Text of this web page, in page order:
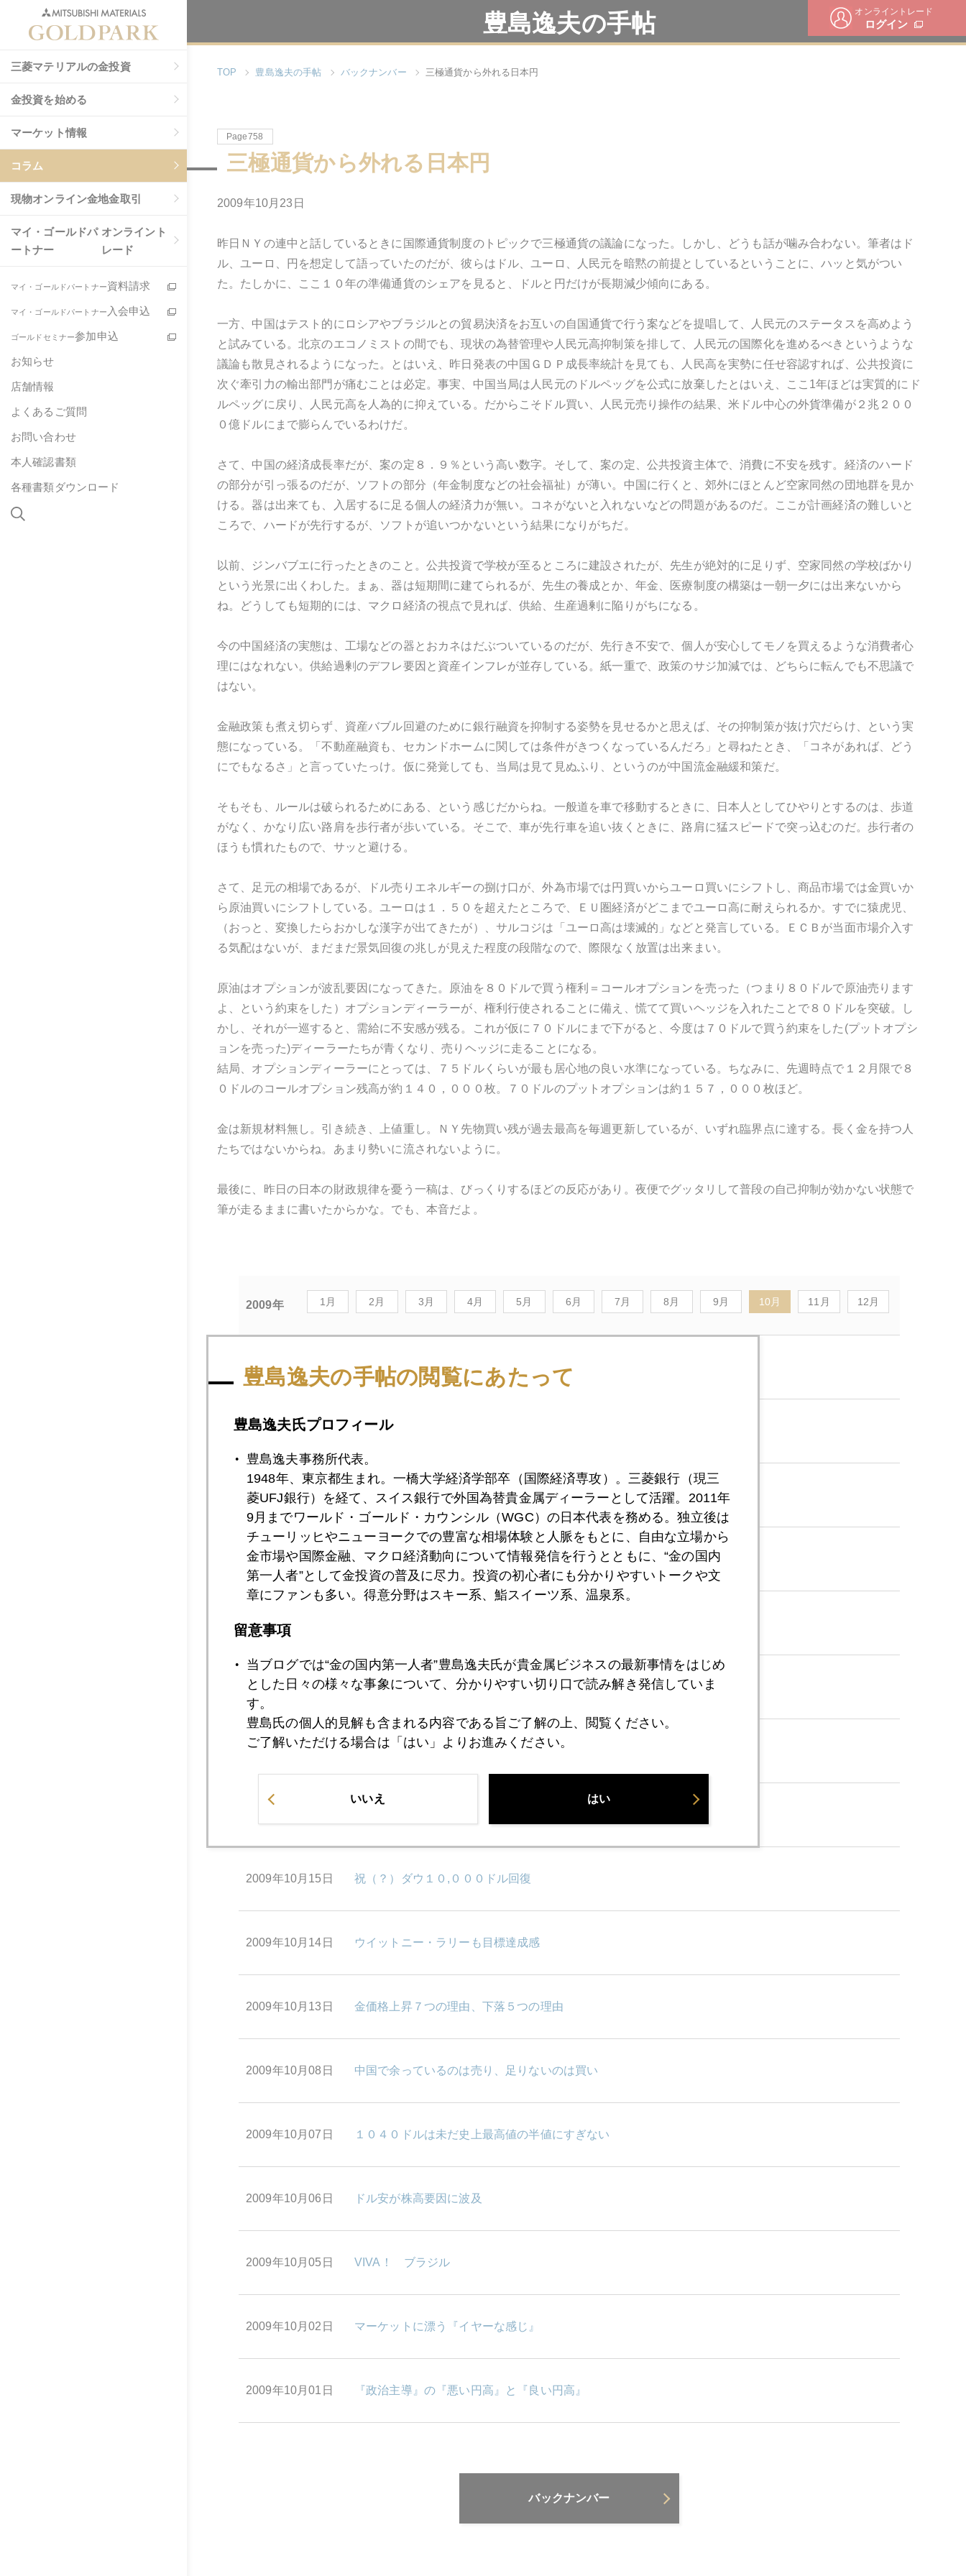
オンライントレード
ログイン
三菱マテリアルの金投資
金投資を始める
マーケット情報
コラム
現物オンライン金地金取引
マイ・ゴールドパ
ートナー
オンライント
レード
マイ・ゴールドパートナー資料請求
マイ・ゴールドパートナー 入会申込
ゴールドセミナー参加申込
お知らせ
店舗情報
よくあるご質問
お問い合わせ
本人確認書類
各種書類ダウンロード
豊島逸夫の手帖
TOP 豊島逸夫の手帖 バックナンバー 三極通貨から外れる日本円
Page758
三極通貨から外れる日本円
2009年10月23日
昨日ＮＹの連中と話しているときに国際通貨制度のトピックで三極通貨の議論になった。しかし、どうも話が噛み合わない。筆者はド
ル、ユーロ、円を想定して語っていたのだが、彼らはドル、ユーロ、人民元を暗黙の前提としているということに、ハッと気がつい
た。たしかに、ここ１０年の準備通貨のシェアを見ると、ドルと円だけが長期減少傾向にある。
一方、中国はテスト的にロシアやブラジルとの貿易決済をお互いの自国通貨で行う案などを提唱して、人民元のステータスを高めよう
と試みている。北京のエコノミストの間でも、現状の為替管理や人民元高抑制策を排して、人民元の国際化を進めるべきというような
議論も散見されるようになった。とはいえ、昨日発表の中国ＧＤＰ成長率統計を見ても、人民高を実勢に任せ容認すれば、公共投資に
次ぐ牽引力の輸出部門が痛むことは必定。事実、中国当局は人民元のドルペッグを公式に放棄したとはいえ、ここ1年ほどは実質的にド
ルペッグに戻り、人民元高を人為的に抑えている。だからこそドル買い、人民元売り操作の結果、米ドル中心の外貨準備が２兆２００
０億ドルにまで膨らんでいるわけだ。
さて、中国の経済成長率だが、案の定８．９％という高い数字。そして、案の定、公共投資主体で、消費に不安を残す。経済のハード
の部分が引っ張るのだが、ソフトの部分（年金制度などの社会福祉）が薄い。中国に行くと、郊外にほとんど空家同然の団地群を見か
ける。器は出来ても、入居するに足る個人の経済力が無い。コネがないと入れないなどの問題があるのだ。ここが計画経済の難しいと
ころで、ハードが先行するが、ソフトが追いつかないという結果になりがちだ。
以前、ジンバブエに行ったときのこと。公共投資で学校が至るところに建設されたが、先生が絶対的に足りず、空家同然の学校ばかり
という光景に出くわした。まぁ、器は短期間に建てられるが、先生の養成とか、年金、医療制度の構築は一朝一夕には出来ないから
ね。どうしても短期的には、マクロ経済の視点で見れば、供給、生産過剰に陥りがちになる。
今の中国経済の実態は、工場などの器とおカネはだぶついているのだが、先行き不安で、個人が安心してモノを買えるような消費者心
理にはなれない。供給過剰のデフレ要因と資産インフレが並存している。紙一重で、政策のサジ加減では、どちらに転んでも不思議で
はない。
金融政策も煮え切らず、資産バブル回避のために銀行融資を抑制する姿勢を見せるかと思えば、その抑制策が抜け穴だらけ、という実
態になっている。「不動産融資も、セカンドホームに関しては条件がきつくなっているんだろ」と尋ねたとき、「コネがあれば、どう
にでもなるさ」と言っていたっけ。仮に発覚しても、当局は見て見ぬふり、というのが中国流金融緩和策だ。
そもそも、ルールは破られるためにある、という感じだからね。一般道を車で移動するときに、日本人としてひやりとするのは、歩道
がなく、かなり広い路肩を歩行者が歩いている。そこで、車が先行車を追い抜くときに、路肩に猛スピードで突っ込むのだ。歩行者の
ほうも慣れたもので、サッと避ける。
さて、足元の相場であるが、ドル売りエネルギーの捌け口が、外為市場では円買いからユーロ買いにシフトし、商品市場では金買いか
ら原油買いにシフトしている。ユーロは１．５０を超えたところで、ＥＵ圏経済がどこまでユーロ高に耐えられるか。すでに猿虎児、
（おっと、変換したらおかしな漢字が出てきたが）、サルコジは「ユーロ高は壊滅的」などと発言している。ＥＣＢが当面市場介入す
る気配はないが、まだまだ景気回復の兆しが見えた程度の段階なので、際限なく放置は出来まい。
原油はオプションが波乱要因になってきた。原油を８０ドルで買う権利＝コールオプションを売った（つまり８０ドルで原油売ります
よ、という約束をした）オプションディーラーが、権利行使されることに備え、慌てて買いヘッジを入れたことで８０ドルを突破。し
かし、それが一巡すると、需給に不安感が残る。これが仮に７０ドルにまで下がると、今度は７０ドルで買う約束をした(プットオプシ
ョンを売った)ディーラーたちが青くなり、売りヘッジに走ることになる。
結局、オプションディーラーにとっては、７５ドルくらいが最も居心地の良い水準になっている。ちなみに、先週時点で１２月限で８
０ドルのコールオプション残高が約１４０，０００枚。７０ドルのプットオプションは約１５７，０００枚ほど。
金は新規材料無し。引き続き、上値重し。ＮＹ先物買い残が過去最高を毎週更新しているが、いずれ臨界点に達する。長く金を持つ人
たちではないからね。あまり勢いに流されないように。
最後に、昨日の日本の財政規律を憂う一稿は、びっくりするほどの反応があり。夜便でグッタリして普段の自己抑制が効かない状態で
筆が走るままに書いたからかな。でも、本音だよ。
2009年 1月 2月 3月 4月 5月 6月 7月 8月 9月 10月 11月 12月
2009年10月28日 朝食は洋食より和食のほうが安上がり？
2009年10月27日 英文解釈相場
2009年10月26日 シンガポールに集結するロシアマネー
2009年10月23日 三極通貨から外れる日本円
2009年10月22日
2009年10月21日 中国からのレポート パート２
2009年10月20日 中国からのレポート
2009年10月15日 祝（？）ダウ１０,０００ドル回復
2009年10月14日 ウイットニー・ラリーも目標達成感
2009年10月13日 金価格上昇７つの理由、下落５つの理由
2009年10月08日 中国で余っているのは売り、足りないのは買い
2009年10月07日 １０４０ドルは未だ史上最高値の半値にすぎない
2009年10月06日 ドル安が株高要因に波及
2009年10月05日 VIVA！ ブラジル
2009年10月02日 マーケットに漂う『イヤーな感じ』
2009年10月01日 『政治主導』の『悪い円高』と『良い円高』
バックナンバー
豊島逸夫の手帖の閲覧にあたって
豊島逸夫氏プロフィール
豊島逸夫事務所代表。
1948年、東京都生まれ。一橋大学経済学部卒（国際経済専攻）。三菱銀行（現三
菱UFJ銀行）を経て、スイス銀行で外国為替貴金属ディーラーとして活躍。2011年
9月までワールド・ゴールド・カウンシル（WGC）の日本代表を務める。独立後は
チューリッヒやニューヨークでの豊富な相場体験と人脈をもとに、自由な立場から
金市場や国際金融、マクロ経済動向について情報発信を行うとともに、“金の国内
第一人者”として金投資の普及に尽力。投資の初心者にも分かりやすいトークや文
章にファンも多い。得意分野はスキー系、鮨スイーツ系、温泉系。
留意事項
当ブログでは“金の国内第一人者”豊島逸夫氏が貴金属ビジネスの最新事情をはじめ
とした日々の様々な事象について、分かりやすい切り口で読み解き発信していま
す。
豊島氏の個人的見解も含まれる内容である旨ご了解の上、閲覧ください。
ご了解いただける場合は「はい」よりお進みください。
いいえ はい